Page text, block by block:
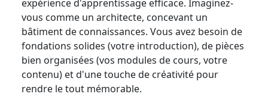
expérience d'apprentissage efficace. Imaginez-
vous comme un architecte, concevant un
bâtiment de connaissances. Vous avez besoin de
fondations solides (votre introduction), de pièces
bien organisées (vos modules de cours, votre
contenu) et d'une touche de créativité pour
rendre le tout mémorable.